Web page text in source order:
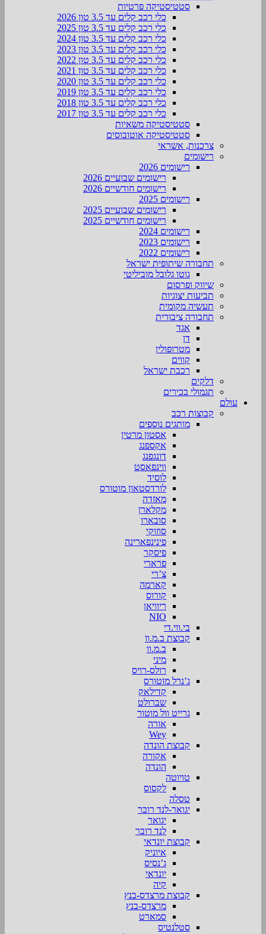
סטטיסטיקה פרטיות
כלי רכב קלים עד 3.5 טון 2026
כלי רכב קלים עד 3.5 טון 2025
כלי רכב קלים עד 3.5 טון 2024
כלי רכב קלים עד 3.5 טון 2023
כלי רכב קלים עד 3.5 טון 2022
כלי רכב קלים עד 3.5 טון 2021
כלי רכב קלים עד 3.5 טון 2020
כלי רכב קלים עד 3.5 טון 2019
כלי רכב קלים עד 3.5 טון 2018
כלי רכב קלים עד 3.5 טון 2017
סטטיסטיקה משאיות
סטטיסטיקה אוטובוסים
צרכנות, אשראי
רישומים
רישומים 2026
רישומים שבועיים 2026
רישומים חודשיים 2026
רישומים 2025
רישומים שבועיים 2025
רישומים חודשיים 2025
רישומים 2024
רישומים 2023
רישומים 2022
תחבורה שיתופית ישראל
גוטו גלובל מוביליטי
שיווק ופרסום
תביעות יצוגיות
תעשיה מקומית
תחבורה ציבורית
אגד
דן
מטרופולין
קווים
רכבת ישראל
דלקים
תגמולי בכירים
עולם
קבוצות רכב
מותגים נוספים
אסטון מרטין
אקספנג
דונגפנג
ווינפאסט
לוסיד
לורדסטאון מוטורס
מאזדה
מקלארן
סובארו
סוזוקי
פינינפארינה
פיסקר
פרארי
צ’רי
קארמה
קורוס
ריוויאן
NIO
בי.ווי.די
קבוצת ב.מ.וו
ב.מ.וו
מיני
רולס-רויס
ג’נרל מוטורס
קדילאק
שברולט
גרייט וול מוטור
אורה
Wey
קבוצת הונדה
אקורה
הונדה
טויוטה
לקסוס
טסלה
יגואר-לנד רובר
יגואר
לנד רובר
קבוצת יונדאי
איוניק
ג’נסיס
יונדאי
קיה
קבוצת מרצדס-בנץ
מרצדס-בנץ
סמארט
סטלנטיס